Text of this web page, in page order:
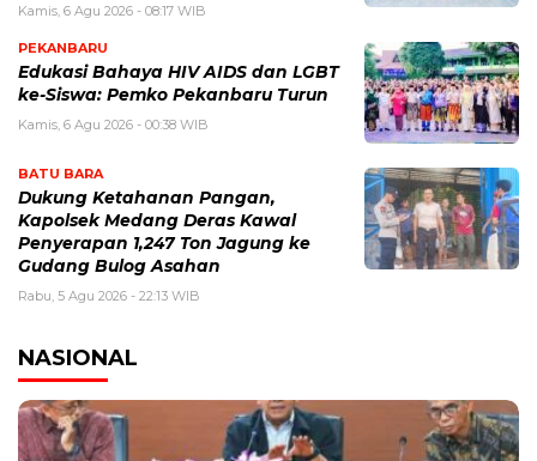
Kamis, 6 Agu 2026 - 08:17 WIB
PEKANBARU
Edukasi Bahaya HIV AIDS dan LGBT
ke-Siswa: Pemko Pekanbaru Turun
Kamis, 6 Agu 2026 - 00:38 WIB
BATU BARA
Dukung Ketahanan Pangan,
Kapolsek Medang Deras Kawal
Penyerapan 1,247 Ton Jagung ke
Gudang Bulog Asahan
Rabu, 5 Agu 2026 - 22:13 WIB
NASIONAL